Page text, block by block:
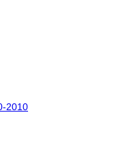
2010